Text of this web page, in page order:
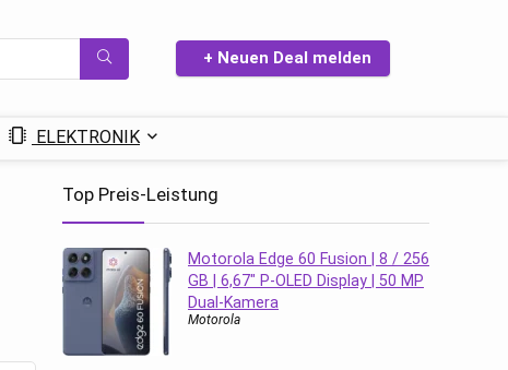
+ Neuen Deal melden
ELEKTRONIK
Top Preis-Leistung
Motorola Edge 60 Fusion | 8 / 256
GB | 6,67″ P-OLED Display | 50 MP
Dual-Kamera
Motorola